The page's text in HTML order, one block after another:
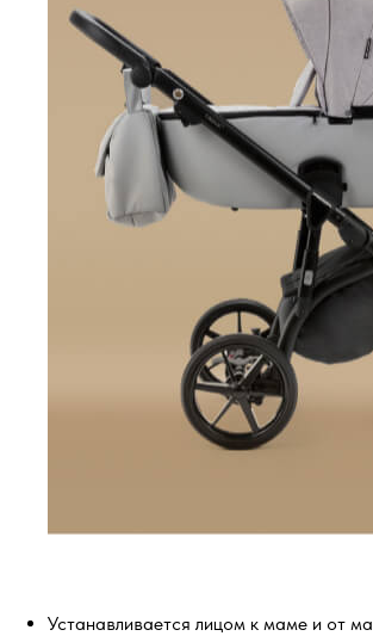
Устанавливается лицом к маме и от